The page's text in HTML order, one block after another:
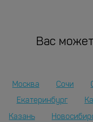
Вас
Москва Сочи
Екатеринбург
Казань